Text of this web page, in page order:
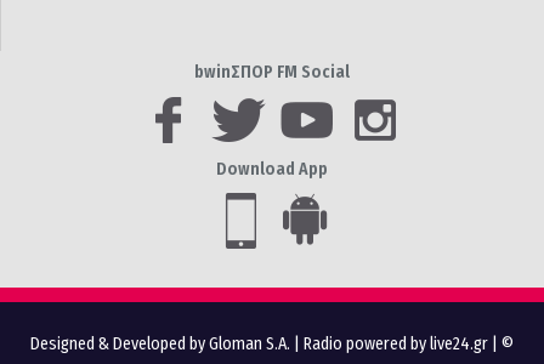
bwinΣΠΟΡ FM Social
Download App
Designed & Developed by Gloman S.A. Radio powered by live24.gr | ©